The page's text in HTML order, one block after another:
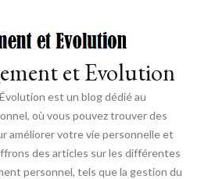
et Evolution
est un blog dédié au
où vous pouvez trouver des
améliorer votre vie personnelle et
des articles sur les différentes
personnel, tels que la gestion du